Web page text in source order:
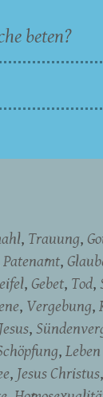
beten?
Trauung
Patenamt
Gebet Tod
Vergebung
Jesus
Jesus Christus